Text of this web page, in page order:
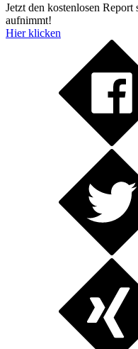
Jetzt den kostenlosen
aufnimmt!
Hier klicken